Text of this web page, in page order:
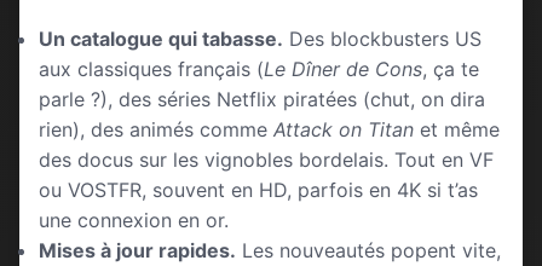
Un catalogue qui tabasse. Des blockbusters US
aux classiques français (Le Dîner de Cons, ça te
parle ?), des séries Netflix piratées (chut, on dira
rien), des animés comme Attack on Titan et même
des docus sur les vignobles bordelais. Tout en VF
ou VOSTFR, souvent en HD, parfois en 4K si t’as
une connexion en or.
Mises à jour rapides. Les nouveautés popent vite,